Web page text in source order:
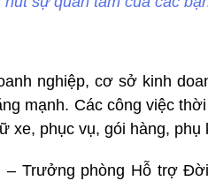
nghiệp, cơ sở kinh
mạnh. Các công việc
xe, phục vụ, gói hàng,
– Trưởng phòng Hỗ trợ